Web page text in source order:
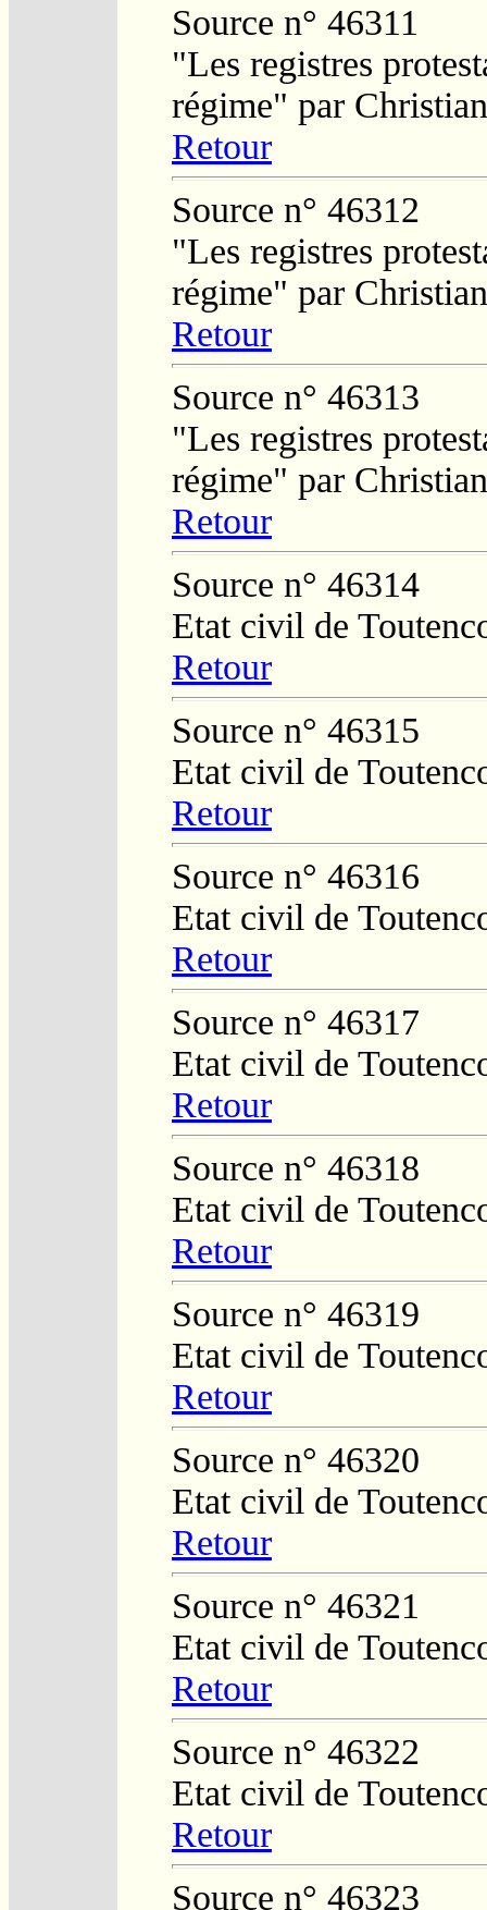
Source n° 46311
"Les registres
régime" par
Retour
Source n° 46312
"Les registres
régime" par
Retour
Source n° 46313
"Les registres
régime" par
Retour
Source n° 46314
Etat civil de
Retour
Source n° 46315
Etat civil de
Retour
Source n° 46316
Etat civil de
Retour
Source n° 46317
Etat civil de
Retour
Source n° 46318
Etat civil de
Retour
Source n° 46319
Etat civil de
Retour
Source n° 46320
Etat civil de
Retour
Source n° 46321
Etat civil de
Retour
Source n° 46322
Etat civil de
Retour
Source n° 46323